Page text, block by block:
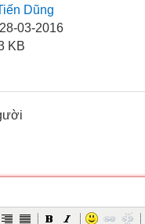
Dũng
03-2016
KB